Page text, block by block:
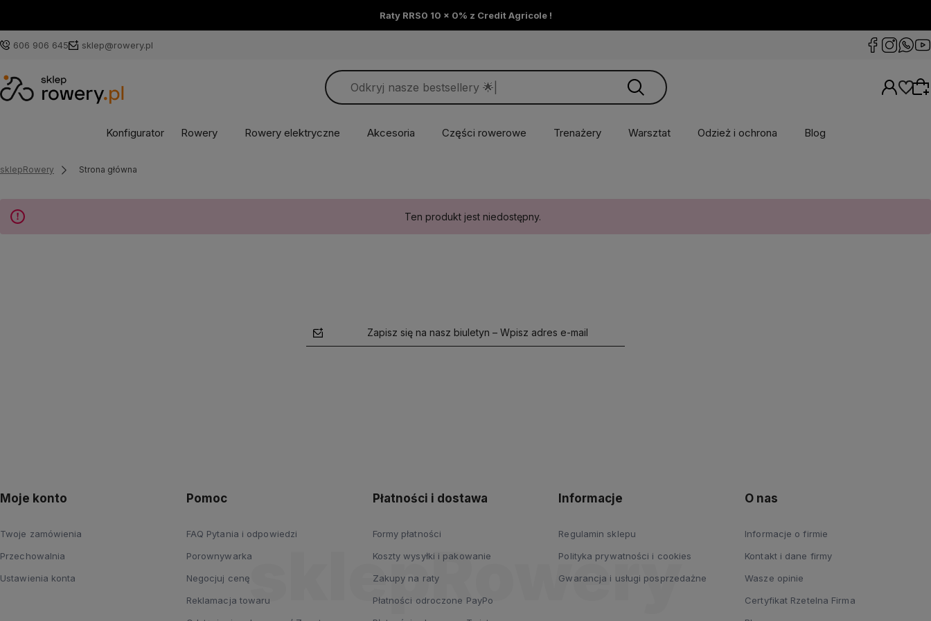
Raty RRS0 10 x 0% z Credit Agricole !
606 906 645 sklep@rowery.pl
Konfigurator Rowery Rowery elektryczne Akcesoria Części rowerowe Trenażery Warsztat Odzież i ochrona Blog
sklepRowery Strona główna
Ten produkt jest niedostępny.
Zapisz się na nasz biuletyn – Wpisz adres e-mail
Moje konto
Twoje zamówienia
Przechowalnia
Ustawienia konta
Pomoc
FAQ Pytania i odpowiedzi
Porownywarka
Negocjuj cenę
Reklamacja towaru
Płatności i dostawa
Formy płatności
Koszty wysyłki i pakowanie
Zakupy na raty
Płatności odroczone PayPo
Informacje
Regulamin sklepu
Polityka prywatności i cookies
Gwarancja i usługi posprzedażne
O nas
Informacje o firmie
Kontakt i dane firmy
Wasze opinie
Certyfikat Rzetelna Firma